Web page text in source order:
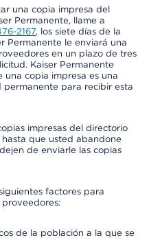
una copia impresa del
Permanente, llame a
2167, los siete días de la
Permanente le enviará una
en un plazo de tres
Kaiser Permanente
copia impresa es una
permanente para recibir esta
impresas del directorio
que usted abandone
de enviarle las copias
factores para
de la población a la que se